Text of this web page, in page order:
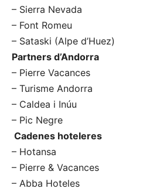
– Sierra Nevada
– Font Romeu
– Sataski (Alpe d’Huez)
Partners d’Andorra
– Pierre Vacances
– Turisme Andorra
– Caldea i Inúu
– Pic Negre
Cadenes hoteleres
– Hotansa
– Pierre & Vacances
– Abba Hoteles